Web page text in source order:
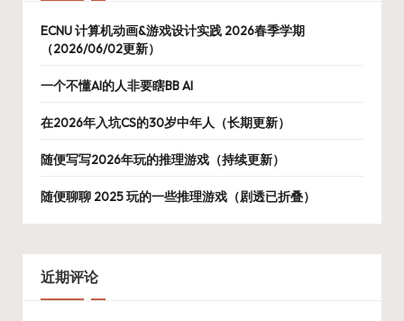
ECNU 计算机动画&游戏设计实践 2026春季学期
（2026/06/02更新）
一个不懂AI的人非要瞎BB AI
在2026年入坑CS的30岁中年人（长期更新）
随便写写2026年玩的推理游戏（持续更新）
随便聊聊 2025 玩的一些推理游戏（剧透已折叠）
近期评论